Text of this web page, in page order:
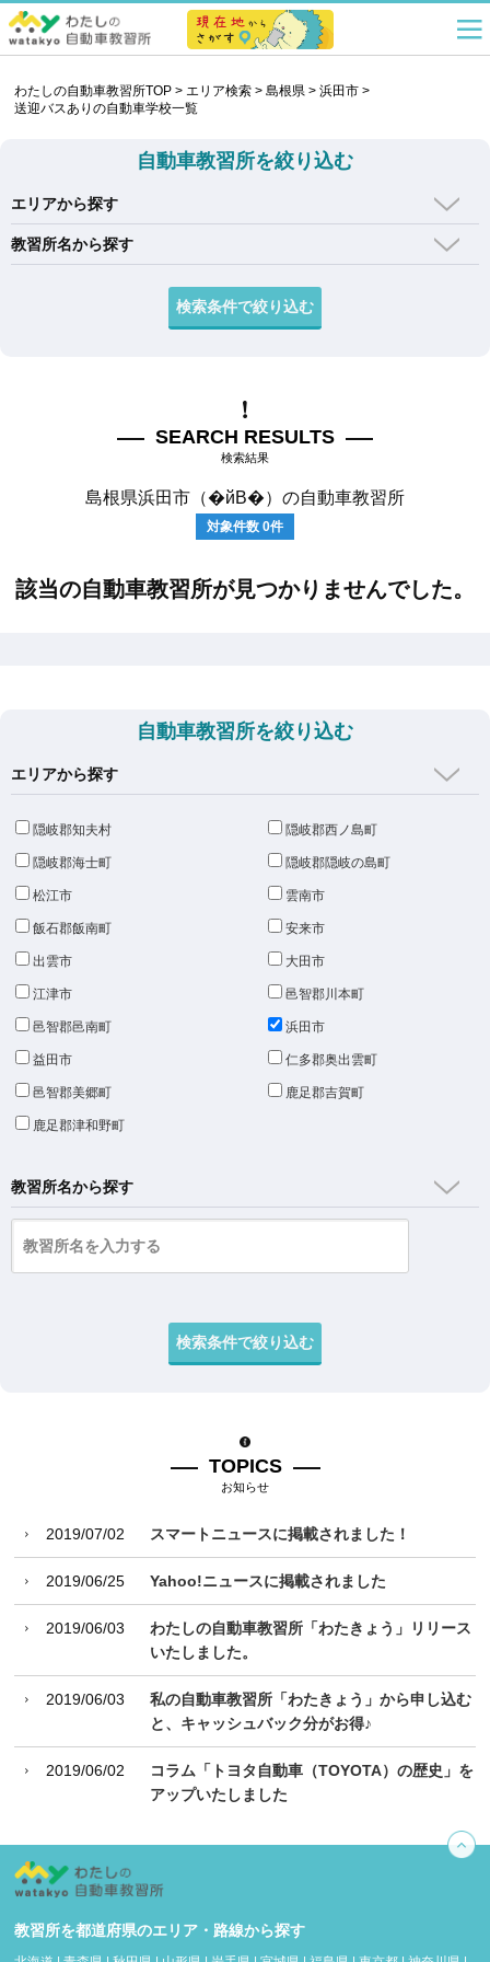
わたしの自動車教習所TOP >エリア検索 >島根県 >浜田市 >
送迎バスありの自動車学校一覧
自動車教習所を絞り込む
エリアから探す
教習所名から探す
SEARCH RESULTS
検索結果
島根県浜田市（�йB�）の自動車教習所
対象件数 0件
該当の自動車教習所が見つかりませんでした。
自動車教習所を絞り込む
エリアから探す
隠岐郡知夫村 隠岐郡西ノ島町
隠岐郡海士町 隠岐郡隠岐の島町
松江市 雲南市
飯石郡飯南町 安来市
出雲市 大田市
江津市 邑智郡川本町
邑智郡邑南町 浜田市
益田市 仁多郡奥出雲町
邑智郡美郷町 鹿足郡吉賀町
鹿足郡津和野町
教習所名から探す
TOPICS
お知らせ
2019/07/02 スマートニュースに掲載されました！
2019/06/25 Yahoo!ニュースに掲載されました
2019/06/03
わたしの自動車教習所「わたきょう」リリース
いたしました。
2019/06/03
私の自動車教習所「わたきょう」から申し込む
と、キャッシュバック分がお得♪
2019/06/02
コラム「トヨタ自動車（TOYOTA）の歴史」を
アップいたしました
教習所を都道府県のエリア・路線から探す